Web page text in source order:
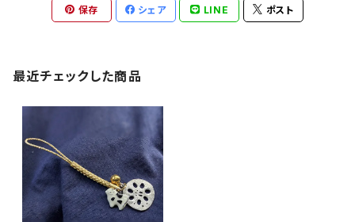
保存 シェア LINE ポスト
最近チェックした商品